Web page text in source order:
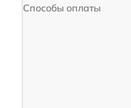
Способы оплаты